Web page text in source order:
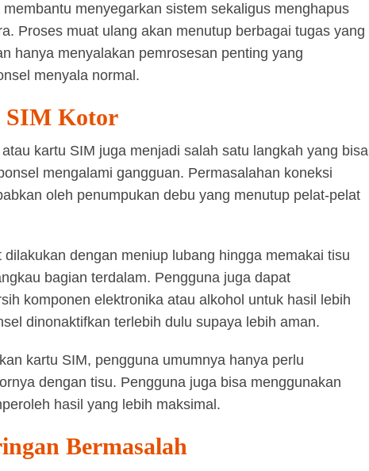
menyegarkan sistem sekaligus menghapus
Proses muat ulang akan menutup berbagai tugas yang
hanya menyalakan pemrosesan penting yang
menyala normal.
SIM Kotor
kartu SIM juga menjadi salah satu langkah yang bisa
mengalami gangguan. Permasalahan koneksi
oleh penumpukan debu yang menutup pelat-pelat
dengan meniup lubang hingga memakai tisu
bagian terdalam. Pengguna juga dapat
komponen elektronika atau alkohol untuk hasil lebih
dinonaktifkan terlebih dulu supaya lebih aman.
kartu SIM, pengguna umumnya hanya perlu
dengan tisu. Pengguna juga bisa menggunakan
hasil yang lebih maksimal.
Bermasalah